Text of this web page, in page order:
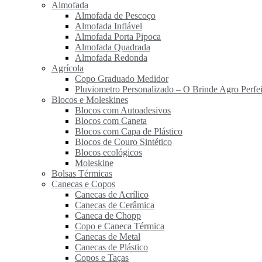
Almofada
Almofada de Pescoço
Almofada Inflável
Almofada Porta Pipoca
Almofada Quadrada
Almofada Redonda
Agrícola
Copo Graduado Medidor
Pluviometro Personalizado – O Brinde Agro
Blocos e Moleskines
Blocos com Autoadesivos
Blocos com Caneta
Blocos com Capa de Plástico
Blocos de Couro Sintético
Blocos ecológicos
Moleskine
Bolsas Térmicas
Canecas e Copos
Canecas de Acrílico
Canecas de Cerâmica
Caneca de Chopp
Copo e Caneca Térmica
Canecas de Metal
Canecas de Plástico
Copos e Taças